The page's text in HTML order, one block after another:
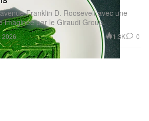
Franklin D. Roosevelt avec une
imaginée par le Giraudi Group.
2026 1.3K 0